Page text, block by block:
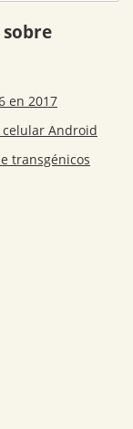
en 2017
Android
transgénicos